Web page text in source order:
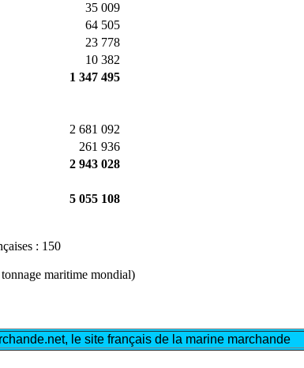
35 009
64 505
23 778
10 382
1 347 495
2 681 092
261 936
2 943 028
5 055 108
: 150
maritime mondial)
le site français de la marine marchande